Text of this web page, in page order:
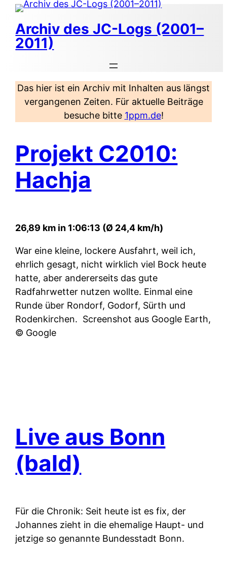
Zum
Inhalt
springen
Archiv des JC-Logs (2001–
2011)
Das hier ist ein Archiv mit Inhalten aus längst
vergangenen Zeiten. Für aktuelle Beiträge
besuche bitte 1ppm.de!
Projekt C2010:
Hachja
26,89 km in 1:06:13 (Ø 24,4 km/h)
War eine kleine, lockere Ausfahrt, weil ich,
ehrlich gesagt, nicht wirklich viel Bock heute
hatte, aber andererseits das gute
Radfahrwetter nutzen wollte. Einmal eine
Runde über Rondorf, Godorf, Sürth und
Rodenkirchen. Screenshot aus Google Earth,
© Google
Live aus Bonn
(bald)
Für die Chronik: Seit heute ist es fix, der
Johannes zieht in die ehemalige Haupt- und
jetzige so genannte Bundesstadt Bonn.